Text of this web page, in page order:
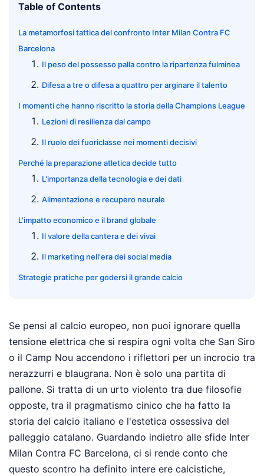
Table of Contents
La metamorfosi tattica del confronto Inter Milan Contra FC
Barcelona
Il peso del possesso palla contro la ripartenza fulminea
Difesa a tre o difesa a quattro per arginare il talento
I momenti che hanno riscritto la storia della Champions League
Lezioni di resilienza dal campo
Il ruolo dei fuoriclasse nei momenti decisivi
Perché la preparazione atletica decide tutto
L'importanza della tecnologia e dei dati
Alimentazione e recupero neurale
L'impatto economico e il brand globale
Il valore della cantera e dei vivai
Il marketing nell'era dei social media
Strategie pratiche per godersi il grande calcio
Se pensi al calcio europeo, non puoi ignorare quella
tensione elettrica che si respira ogni volta che San Siro
o il Camp Nou accendono i riflettori per un incrocio tra
nerazzurri e blaugrana. Non è solo una partita di
pallone. Si tratta di un urto violento tra due filosofie
opposte, tra il pragmatismo cinico che ha fatto la
storia del calcio italiano e l'estetica ossessiva del
palleggio catalano. Guardando indietro alle sfide Inter
Milan Contra FC Barcelona, ci si rende conto che
questo scontro ha definito intere ere calcistiche,